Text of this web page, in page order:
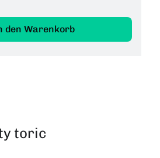
den Warenkorb
toric